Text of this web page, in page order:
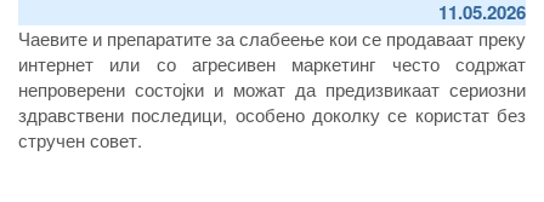
11.05.2026
Чаевите и препаратите за слабеење кои се продаваат преку
интернет или со агресивен маркетинг често содржат
непроверени состојки и можат да предизвикаат сериозни
здравствени последици, особено доколку се користат без
стручен совет.